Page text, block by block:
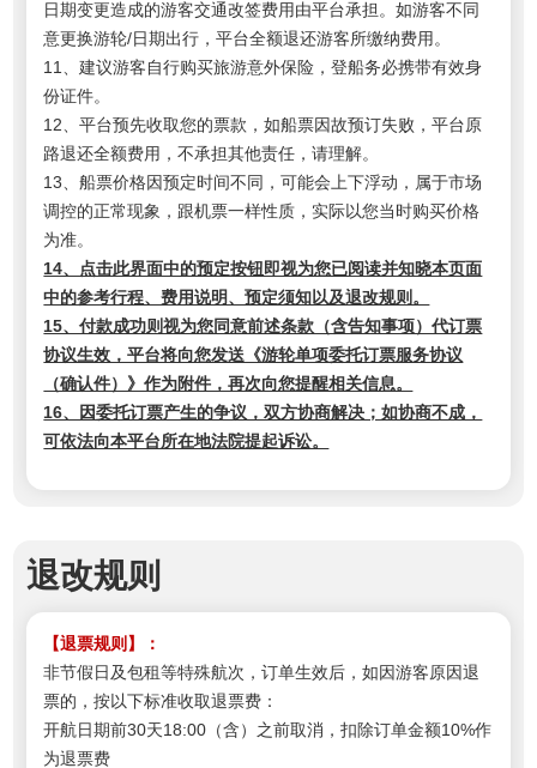
日期变更造成的游客交通改签费用由平台承担。如游客不同
意更换游轮/日期出行，平台全额退还游客所缴纳费用。
11、建议游客自行购买旅游意外保险，登船务必携带有效身
份证件。
12、平台预先收取您的票款，如船票因故预订失败，平台原
路退还全额费用，不承担其他责任，请理解。
13、船票价格因预定时间不同，可能会上下浮动，属于市场
调控的正常现象，跟机票一样性质，实际以您当时购买价格
为准。
14、点击此界面中的预定按钮即视为您已阅读并知晓本页面
中的参考行程、费用说明、预定须知以及退改规则。
15、付款成功则视为您同意前述条款（含告知事项）代订票
协议生效，平台将向您发送《游轮单项委托订票服务协议
（确认件）》作为附件，再次向您提醒相关信息。
16、因委托订票产生的争议，双方协商解决；如协商不成，
可依法向本平台所在地法院提起诉讼。
退改规则
【退票规则】：
非节假日及包租等特殊航次，订单生效后，如因游客原因退
票的，按以下标准收取退票费：
开航日期前30天18:00（含）之前取消，扣除订单金额10%作
为退票费